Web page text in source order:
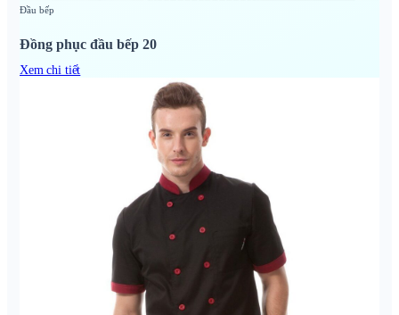
Đầu bếp
Đồng phục đầu bếp 20
Xem chi tiết